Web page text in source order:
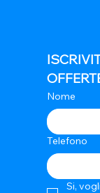
Nome
Telefono
Si,